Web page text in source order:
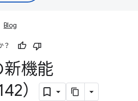
Blog
？
新機能
）